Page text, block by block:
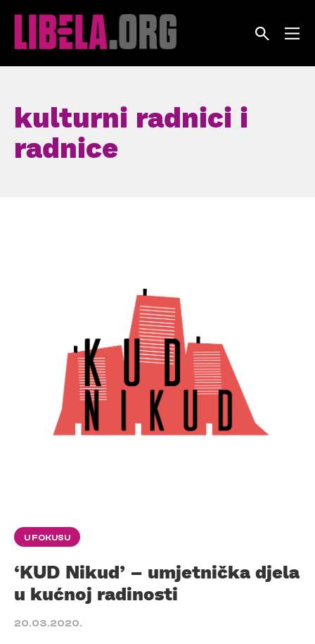
kulturni radnici i
radnice
U FOKUSU
‘KUD Nikud’ – umjetnička djela
u kućnoj radinosti
20.03.2020.